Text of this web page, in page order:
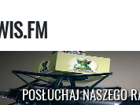
POSŁUCHAJ NASZEGO